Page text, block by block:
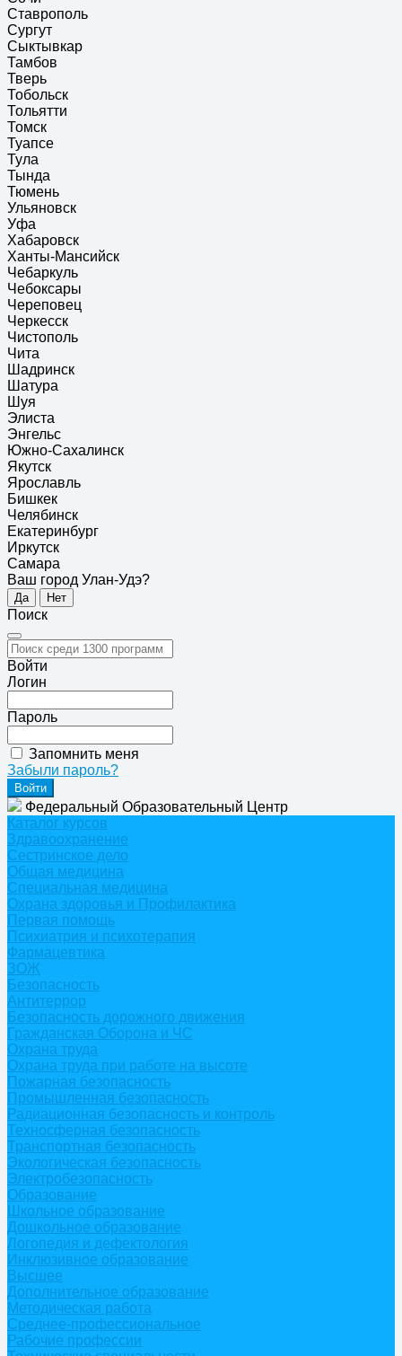
Ставрополь
Сургут
Сыктывкар
Тамбов
Тверь
Тобольск
Тольятти
Томск
Туапсе
Тула
Тында
Тюмень
Ульяновск
Уфа
Хабаровск
Ханты-Мансийск
Чебаркуль
Чебоксары
Череповец
Черкесск
Чистополь
Чита
Шадринск
Шатура
Шуя
Элиста
Энгельс
Южно-Сахалинск
Якутск
Ярославль
Бишкек
Челябинск
Екатеринбург
Иркутск
Самара
Ваш город Улан-Удэ?
Да Нет
Поиск
Войти
Логин
Пароль
Запомнить меня
Забыли пароль?
Федеральный Образовательный Центр
Каталог курсов
Здравоохранение
Сестринское дело
Общая медицина
Специальная медицина
Охрана здоровья и Профилактика
Первая помощь
Психиатрия и психотерапия
Фармацевтика
ЗОЖ
Безопасность
Антитеррор
Безопасность дорожного движения
Гражданская Оборона и ЧС
Охрана труда
Охрана труда при работе на высоте
Пожарная безопасность
Промышленная безопасность
Радиационная безопасность и контроль
Техносферная безопасность
Транспортная безопасность
Экологическая безопасность
Электробезопасность
Образование
Школьное образование
Дошкольное образование
Логопедия и дефектология
Инклюзивное образование
Высшее
Дополнительное образование
Методическая работа
Среднее-профессиональное
Рабочие профессии